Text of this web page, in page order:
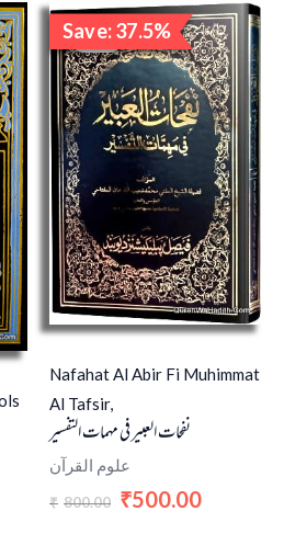
Save: 37.5%
Sale!
Nafahat Al Abir Fi Muhimmat
Al Tafsir,
نفحات العبير في مهمات التفسير
علوم القرآن
₹ 800.00
Original
price
was:
₹800.00.
₹500.00
Current
price
is:
₹500.00.